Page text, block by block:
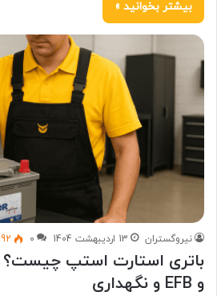
بیشتر بخوانید »
نیروگستران 13 اردیبهشت 1404 0
و EFB و نگهداری